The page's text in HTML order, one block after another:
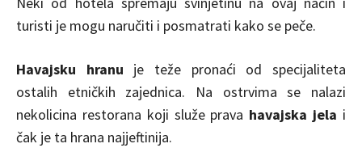
turisti je mogu naručiti i posmatrati kako se peče.
Havajsku hranu je teže pronaći od specijaliteta
ostalih etničkih zajednica. Na ostrvima se nalazi
nekolicina restorana koji služe prava havajska jela i
čak je ta hrana najjeftinija.